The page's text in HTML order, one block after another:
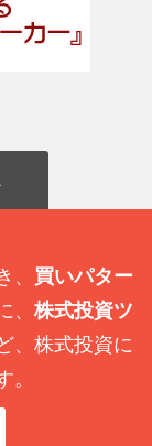
、 買いパター
、 株式投資ツ
、株式投資に
。